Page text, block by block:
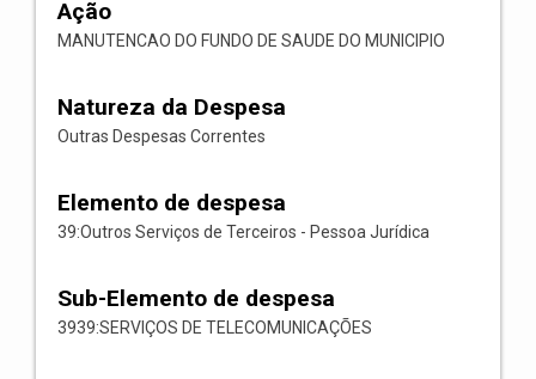
Ação
MANUTENCAO DO FUNDO DE SAUDE DO MUNICIPIO
Natureza da Despesa
Outras Despesas Correntes
Elemento de despesa
39:Outros Serviços de Terceiros - Pessoa Jurídica
Sub-Elemento de despesa
3939:SERVIÇOS DE TELECOMUNICAÇÕES